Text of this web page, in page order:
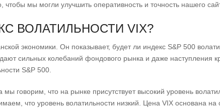
мы могли улучшить оперативность и точность нашего
ВОЛАТИЛЬНОСТИ VIX?
экономики. Он показывает, будет ли индекс S&P 500
сильных колебаний фондового рынка и даже наступления
S&P 500.
мы говорим, что на рынке присутствует высокий уровень
что уровень волатильности низкий. Цена VIX основана на